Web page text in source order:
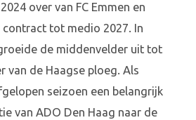
over van FC Emmen en
tot medio 2027. In
de middenvelder uit tot
van de Haagse ploeg. Als
seizoen een belangrijk
van ADO Den Haag naar de